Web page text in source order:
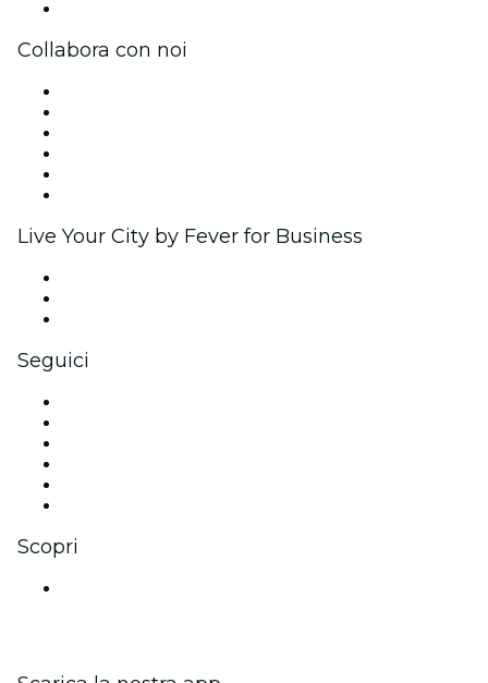
Collabora con noi
Live Your City by Fever for Business
Seguici
Scopri